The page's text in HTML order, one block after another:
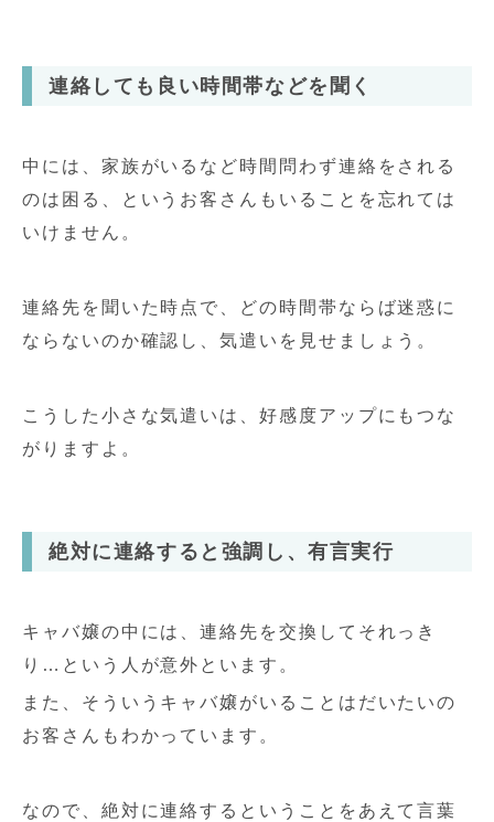
連絡しても良い時間帯などを聞く
中には、家族がいるなど時間問わず連絡をされる
のは困る、というお客さんもいることを忘れては
いけません。
連絡先を聞いた時点で、どの時間帯ならば迷惑に
ならないのか確認し、気遣いを見せましょう。
こうした小さな気遣いは、好感度アップにもつな
がりますよ。
絶対に連絡すると強調し、有言実行
キャバ嬢の中には、連絡先を交換してそれっき
り…という人が意外といます。
また、そういうキャバ嬢がいることはだいたいの
お客さんもわかっています。
なので、絶対に連絡するということをあえて言葉